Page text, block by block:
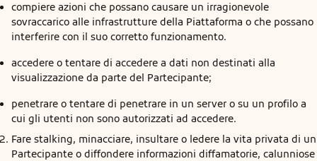
compiere azioni che possano causare un irragionevole
sovraccarico alle infrastrutture della Piattaforma o che possano
interferire con il suo corretto funzionamento.
accedere o tentare di accedere a dati non destinati alla
visualizzazione da parte del Partecipante;
penetrare o tentare di penetrare in un server o su un profilo a
cui gli utenti non sono autorizzati ad accedere.
Fare stalking, minacciare, insultare o ledere la vita privata di un
Partecipante o diffondere informazioni diffamatorie, calunniose